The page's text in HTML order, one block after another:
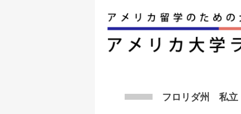
フロリダ州私立